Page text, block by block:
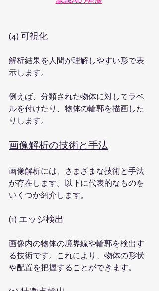
(4) 可視化
解析結果を人間が理解しやすい形で表
示します。
例えば、分類された物体に対してラベ
ルを付けたり、物体の輪郭を描画した
りします。
画像解析の技術と手法
画像解析には、さまざまな技術と手法
が存在します。以下に代表的なものを
いくつか紹介します。
(1) エッジ検出
画像内の物体の境界線や輪郭を検出す
る技術です。これにより、物体の形状
や配置を把握することができます。